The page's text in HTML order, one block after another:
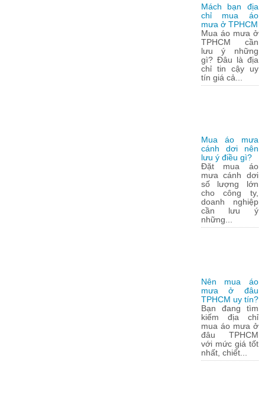
Mách bạn địa
chỉ mua áo
mưa ở TPHCM
Mua áo mưa ở
TPHCM cần
lưu ý những
gì? Đâu là địa
chỉ tin cậy uy
tín giá cả...
Mua áo mưa
cánh dơi nên
lưu ý điều gì?
Đặt mua áo
mưa cánh dơi
số lượng lớn
cho công ty,
doanh nghiệp
cần lưu ý
những...
Nên mua áo
mưa ở đâu
TPHCM uy tín?
Bạn đang tìm
kiếm địa chỉ
mua áo mưa ở
đâu TPHCM
với mức giá tốt
nhất, chiết...